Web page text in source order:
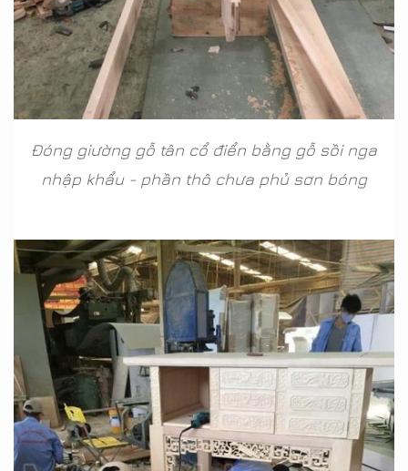
Đóng giường gỗ tân cổ điển bằng gỗ sồi nga
nhập khẩu - phần thô chưa phủ sơn bóng